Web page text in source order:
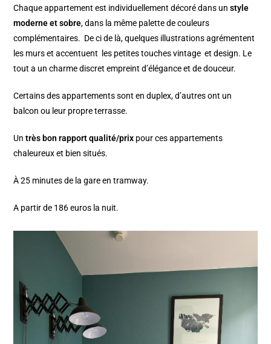
Chaque appartement est individuellement décoré dans unstyle
moderne et sobre, dans la même palette de couleurs
complémentaires. De ci de là, quelques illustrations agrémentent
les murs et accentuent les petites touches vintage et design. Le
tout a un charme discret empreint d’élégance et de douceur.
Certains des appartements sont en duplex, d’autres ont un
balcon ou leur propre terrasse.
Untrès bon rapport qualité/prix pour ces appartements
chaleureux et bien situés.
À 25 minutes de la gare en tramway.
A partir de 186 euros la nuit.